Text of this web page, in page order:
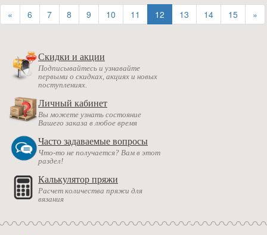
« 6 7 8 9 10 11 12 13 14 15 »
Скидки и акции
Подписывайтесь и узнавайте
первыми о скидках, акциях и новых
поступлениях.
Личный кабинет
Вы можете узнать состояние
Вашего заказа в любое время
Часто задаваемые вопросы
Что-то не получается? Вам в этот
раздел!
Калькулятор пряжи
Расчет количества пряжи для
вязания